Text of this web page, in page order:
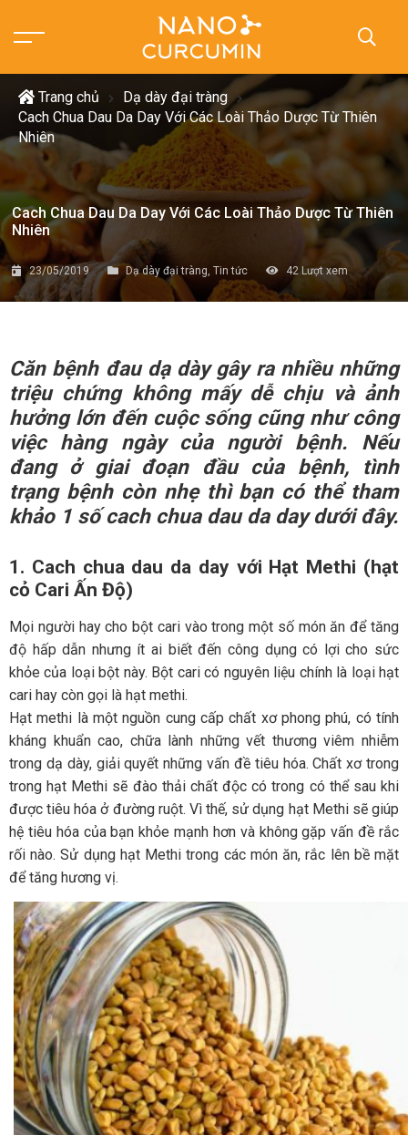
Trang chủ
Dạ dày đại tràng
Cach Chua Dau Da Day Với Các Loài Thảo Dược Từ Thiên
Nhiên
Cach Chua Dau Da Day Với Các Loài Thảo Dược Từ Thiên
Nhiên
23/05/2019 Dạ dày đại tràng ,Tin tức 42 Lượt xem
Căn bệnh đau dạ dày gây ra nhiều những
triệu chứng không mấy dễ chịu và ảnh
hưởng lớn đến cuộc sống cũng như công
việc hàng ngày của người bệnh. Nếu
đang ở giai đoạn đầu của bệnh, tình
trạng bệnh còn nhẹ thì bạn có thể tham
khảo 1 sốcach chua dau da daydưới đây.
1. Cach chua dau da day với Hạt Methi (hạt
cỏ Cari Ấn Độ)
Mọi người hay cho bột cari vào trong một số món ăn để tăng
độ hấp dẫn nhưng ít ai biết đến công dụng có lợi cho sức
khỏe của loại bột này. Bột cari có nguyên liệu chính là loại hạt
cari hay còn gọi là hạt methi.
Hạt methi là một nguồn cung cấp chất xơ phong phú, có tính
kháng khuẩn cao, chữa lành những vết thương viêm nhiễm
trong dạ dày, giải quyết những vấn đề tiêu hóa. Chất xơ trong
trong hạt Methi sẽ đào thải chất độc có trong có thể sau khi
được tiêu hóa ở đường ruột. Vì thế, sử dụng hạt Methi sẽ giúp
hệ tiêu hóa của bạn khỏe mạnh hơn và không gặp vấn đề rắc
rối nào. Sử dụng hạt Methi trong các món ăn, rắc lên bề mặt
để tăng hương vị.